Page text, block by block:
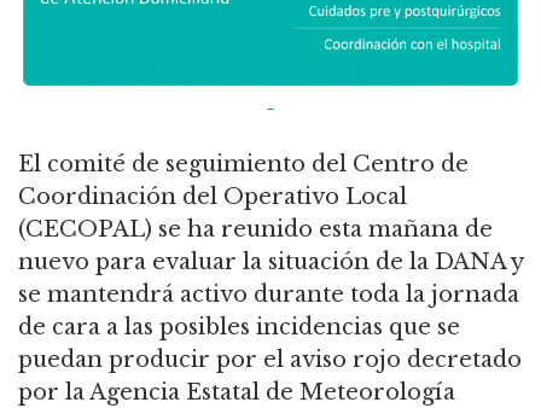
El comité de seguimiento del Centro de
Coordinación del Operativo Local
(CECOPAL) se ha reunido esta mañana de
nuevo para evaluar la situación de la DANA y
se mantendrá activo durante toda la jornada
de cara a las posibles incidencias que se
puedan producir por el aviso rojo decretado
por la Agencia Estatal de Meteorología